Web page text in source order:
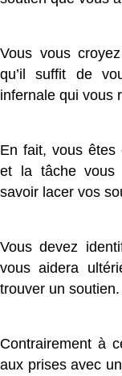
Vous vous
qu’il suffit de
infernale qui vous
En fait, vous êtes
et la tâche vous
savoir lacer vos
Vous devez
vous aidera
trouver un soutien.
Contrairement à
aux prises avec un